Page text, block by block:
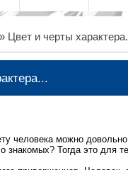
» Цвет и черты
человека можно
знакомых? Тогда это для